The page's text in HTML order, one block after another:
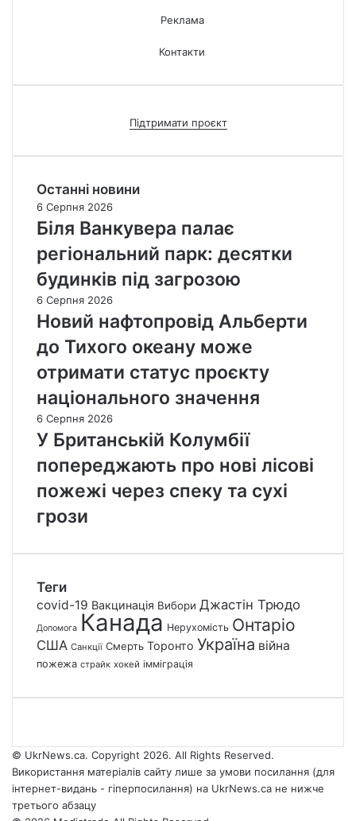
Реклама
Контакти
Підтримати проєкт
Останні новини
6 Серпня 2026
Біля Ванкувера палає
регіональний парк: десятки
будинків під загрозою
6 Серпня 2026
Новий нафтопровід Альберти
до Тихого океану може
отримати статус проєкту
національного значення
6 Серпня 2026
У Британській Колумбії
попереджають про нові лісові
пожежі через спеку та сухі
грози
Теги
covid-19 Вакцинація Вибори Джастін Трюдо
Допомога Канада Нерухомість Онтаріо
США Санкції Смерть Торонто Україна війна
пожежа страйк хокей імміграція
© UkrNews.ca. Copyright 2026. All Rights Reserved.
Використання матеріалів сайту лише за умови посилання (для
інтернет-видань - гіперпосилання) на UkrNews.ca не нижче
третього абзацу